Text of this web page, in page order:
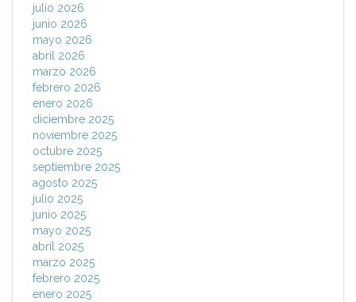
julio 2026
junio 2026
mayo 2026
abril 2026
marzo 2026
febrero 2026
enero 2026
diciembre 2025
noviembre 2025
octubre 2025
septiembre 2025
agosto 2025
julio 2025
junio 2025
mayo 2025
abril 2025
marzo 2025
febrero 2025
enero 2025